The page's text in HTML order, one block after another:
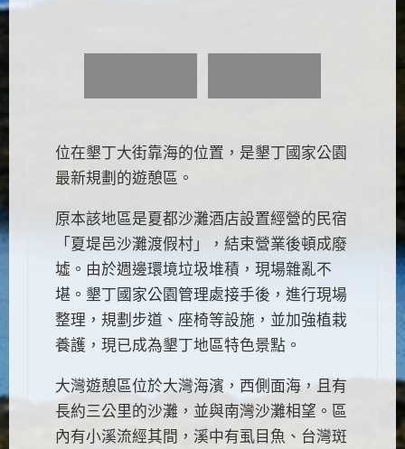
位在墾丁大街靠海的位置，是墾丁國家公園
最新規劃的遊憩區。
原本該地區是夏都沙灘酒店設置經營的民宿
「夏堤邑沙灘渡假村」，結束營業後頓成廢
墟。由於週邊環境垃圾堆積，現場雜亂不
堪。墾丁國家公園管理處接手後，進行現場
整理，規劃步道、座椅等設施，並加強植栽
養護，現已成為墾丁地區特色景點。
大灣遊憩區位於大灣海濱，西側面海，且有
長約三公里的沙灘，並與南灣沙灘相望。區
內有小溪流經其間，溪中有虱目魚、台灣斑